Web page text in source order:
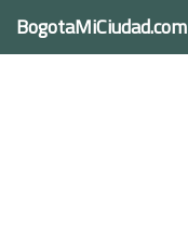
BogotaMiCiudad.com